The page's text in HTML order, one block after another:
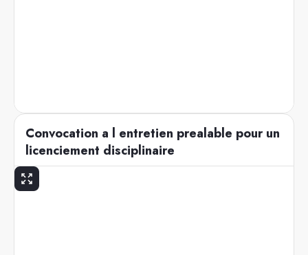
Convocation a l entretien prealable pour un
licenciement disciplinaire